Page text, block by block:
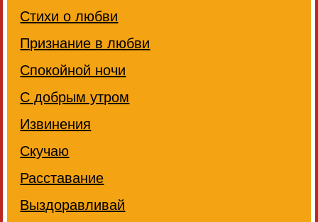
Стихи о любви
Признание в любви
Спокойной ночи
С добрым утром
Извинения
Скучаю
Расставание
Выздоравливай